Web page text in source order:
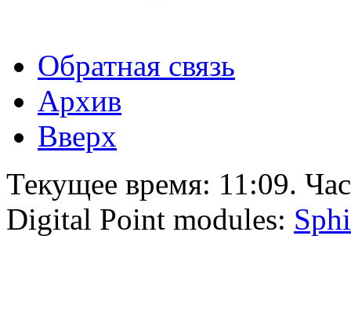
Обратная связь
Архив
Вверх
Текущее время: 11:09.
Digital Point modules: